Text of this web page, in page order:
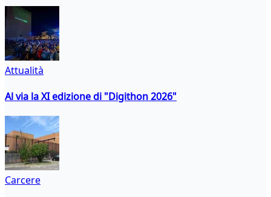
Attualità
Al via la XI edizione di "Digithon 2026"
Carcere